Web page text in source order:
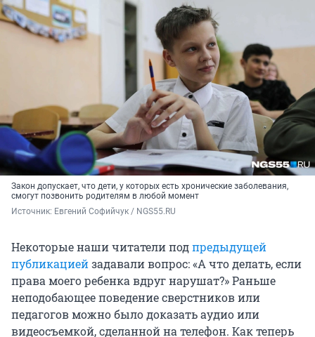
Закон допускает, что дети, у которых есть хронические заболевания,
смогут позвонить родителям в любой момент
Источник: Евгений Софийчук / NGS55.RU
Некоторые наши читатели подпредыдущей
публикациейзадавали вопрос: «А что делать, если
права моего ребенка вдруг нарушат?» Раньше
неподобающее поведение сверстников или
педагогов можно было доказать аудио или
видеосъемкой, сделанной на телефон. Как теперь